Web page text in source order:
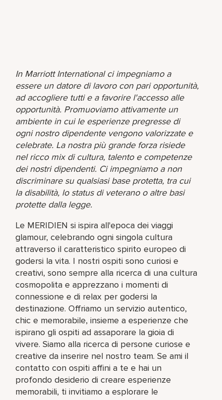
In Marriott International ci impegniamo a
essere un datore di lavoro con pari opportunità,
ad accogliere tutti e a favorire l'accesso alle
opportunità. Promuoviamo attivamente un
ambiente in cui le esperienze pregresse di
ogni nostro dipendente vengono valorizzate e
celebrate. La nostra più grande forza risiede
nel ricco mix di cultura, talento e competenze
dei nostri dipendenti. Ci impegniamo a non
discriminare su qualsiasi base protetta, tra cui
la disabilità, lo status di veterano o altre basi
protette dalla legge.
Le MERIDIEN si ispira all'epoca dei viaggi
glamour, celebrando ogni singola cultura
attraverso il caratteristico spirito europeo di
godersi la vita. I nostri ospiti sono curiosi e
creativi, sono sempre alla ricerca di una cultura
cosmopolita e apprezzano i momenti di
connessione e di relax per godersi la
destinazione. Offriamo un servizio autentico,
chic e memorabile, insieme a esperienze che
ispirano gli ospiti ad assaporare la gioia di
vivere. Siamo alla ricerca di persone curiose e
creative da inserire nel nostro team. Se ami il
contatto con ospiti affini a te e hai un
profondo desiderio di creare esperienze
memorabili, ti invitiamo a esplorare le